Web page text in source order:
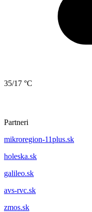
35/17 °C
Partneri
mikroregion-11plus.sk
holeska.sk
galileo.sk
avs-rvc.sk
zmos.sk